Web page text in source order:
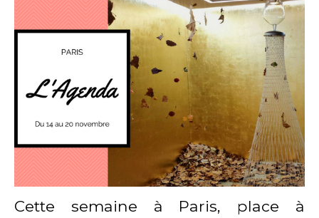
Cette semaine à Paris, place à